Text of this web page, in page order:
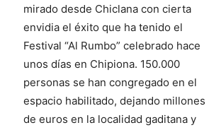
mirado desde Chiclana con cierta
envidia el éxito que ha tenido el
Festival “Al Rumbo” celebrado hace
unos días en Chipiona. 150.000
personas se han congregado en el
espacio habilitado, dejando millones
de euros en la localidad gaditana y